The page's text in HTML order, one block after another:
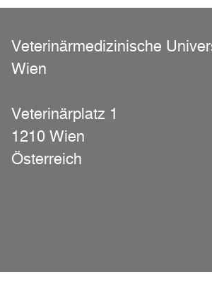
Veterinärmedizinische
Wien
Veterinärplatz 1
1210 Wien
Österreich